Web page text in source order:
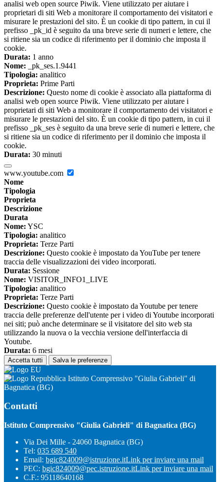
analisi web open source Piwik. Viene utilizzato per aiutare i
proprietari di siti Web a monitorare il comportamento dei visitatori e
misurare le prestazioni del sito. È un cookie di tipo pattern, in cui il
prefisso _pk_id è seguito da una breve serie di numeri e lettere, che
si ritiene sia un codice di riferimento per il dominio che imposta il
cookie.
Durata: 1 anno
Nome: _pk_ses.1.9441
Tipologia: analitico
Proprieta: Prime Parti
Descrizione: Questo nome di cookie è associato alla piattaforma di
analisi web open source Piwik. Viene utilizzato per aiutare i
proprietari di siti Web a monitorare il comportamento dei visitatori e
misurare le prestazioni del sito. È un cookie di tipo pattern, in cui il
prefisso _pk_ses è seguito da una breve serie di numeri e lettere, che
si ritiene sia un codice di riferimento per il dominio che imposta il
cookie.
Durata: 30 minuti
www.youtube.com
Nome
Tipologia
Proprieta
Descrizione
Durata
Nome: YSC
Tipologia: analitico
Proprieta: Terze Parti
Descrizione: Questo cookie è impostato da YouTube per tenere
traccia delle visualizzazioni dei video incorporati.
Durata: Sessione
Nome: VISITOR_INFO1_LIVE
Tipologia: analitico
Proprieta: Terze Parti
Descrizione: Questo cookie è impostato da Youtube per tenere
traccia delle preferenze dell'utente per i video di Youtube incorporati
nei siti; può anche determinare se il visitatore del sito web sta
utilizzando la nuova o la vecchia versione dell'interfaccia di
Youtube.
Durata: 6 mesi
Accetta tutti Salva le preferenze
Istituto Comprensivo "Giulia Gabrieli" di
Bagnatica (BG)
Contatti
Istituto Comprensivo "Giulia Gabrieli" di Bagnatica (BG)
Via Dei Mille - 24060 Bagnatica (BG)
Tel: 035 689 540
Email: bgic824009@istruzione.itLink per inviare una mail
PEC: bgic824009@pec.istruzione.itLink per inviare una mail
C.F.: 95118640168